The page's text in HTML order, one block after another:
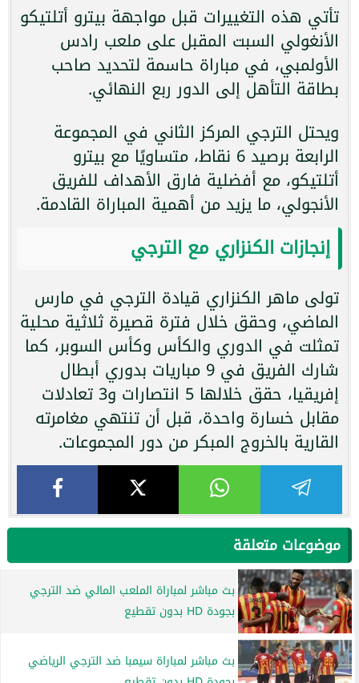
تأتي هذه التغييرات قبل مواجهة بيترو أتلتيكو
الأنغولي السبت المقبل على ملعب رادس
الأولمبي، في مباراة حاسمة لتحديد صاحب
بطاقة التأهل إلى الدور ربع النهائي.
ويحتل الترجي المركز الثاني في المجموعة
الرابعة برصيد 6 نقاط، متساويًا مع بيترو
أتلتيكو، مع أفضلية فارق الأهداف للفريق
الأنجولي، ما يزيد من أهمية المباراة القادمة.
إنجازات الكنزاري مع الترجي
تولى ماهر الكنزاري قيادة الترجي في مارس
الماضي، وحقق خلال فترة قصيرة ثلاثية محلية
تمثلت في الدوري والكأس وكأس السوبر، كما
شارك الفريق في 9 مباريات بدوري أبطال
إفريقيا، حقق خلالها 5 انتصارات و3 تعادلات
مقابل خسارة واحدة، قبل أن تنتهي مغامرته
القارية بالخروج المبكر من دور المجموعات.
موضوعات متعلقة
بث مباشر لمباراة الملعب المالي ضد الترجي
بجودة HD بدون تقطيع
بث مباشر لمباراة سيمبا ضد الترجي الرياضي